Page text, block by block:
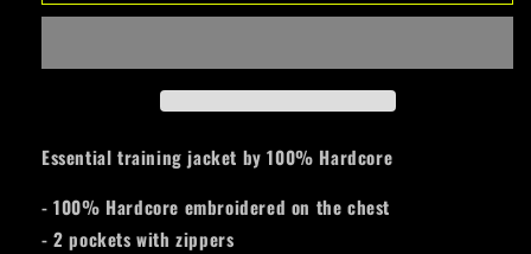
ESSENTIALESSENTIAL
Essential training jacket by 100% Hardcore
- 100% Hardcore embroidered on the chest
- 2 pockets with zippers